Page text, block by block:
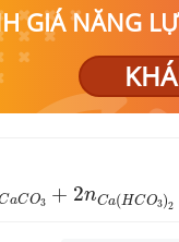
GIÁ NĂNG
aCO3 + 2nCa(HCO3)2
a CO 3 2n a